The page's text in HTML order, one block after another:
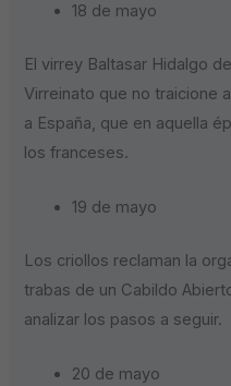
18 de mayo
El virrey Baltasar Hidalgo
Virreinato que no traicione
a España, que en aquella
los franceses.
19 de mayo
Los criollos reclaman la
trabas de un Cabildo
analizar los pasos a seguir.
20 de mayo